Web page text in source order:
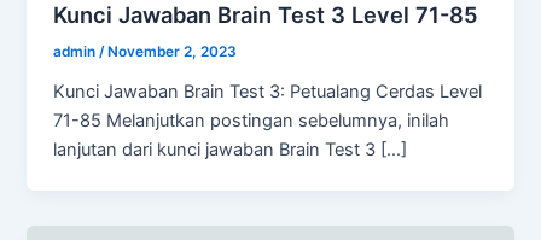
Kunci Jawaban Brain Test 3 Level 71-85
admin/ November 2, 2023
Kunci Jawaban Brain Test 3: Petualang Cerdas Level
71-85 Melanjutkan postingan sebelumnya, inilah
lanjutan dari kunci jawaban Brain Test 3 […]